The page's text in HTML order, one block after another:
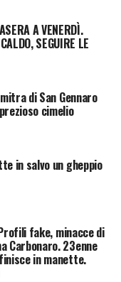
A VENERDÌ.
SEGUIRE LE
di San Gennaro
cimelio
in salvo un gheppio
fake, minacce di
Carbonaro. 23enne
in manette.